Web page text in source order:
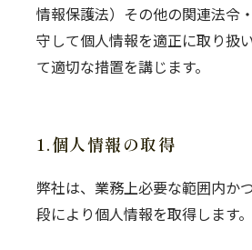
情報保護法）その他の関連法令
守して個人情報を適正に取り扱
て適切な措置を講じます。
1.個人情報の取得
弊社は、業務上必要な範囲内か
段により個人情報を取得します。